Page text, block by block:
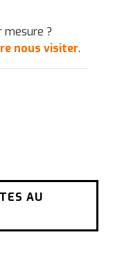
mesure ?
nous visiter.
AU